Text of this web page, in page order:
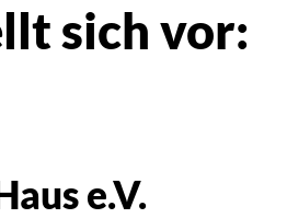
sich vor:
e.V.